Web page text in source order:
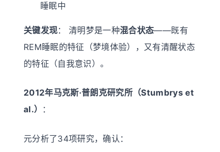
睡眠中
关键发现： 清明梦是一种混合状态——既有
REM睡眠的特征（梦境体验），又有清醒状态
的特征（自我意识）。
2012年马克斯·普朗克研究所（Stumbrys et
al.）
：
元分析了34项研究，确认：